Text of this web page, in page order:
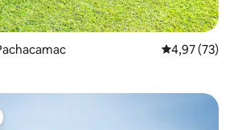
Průměrné
4,97 (73)